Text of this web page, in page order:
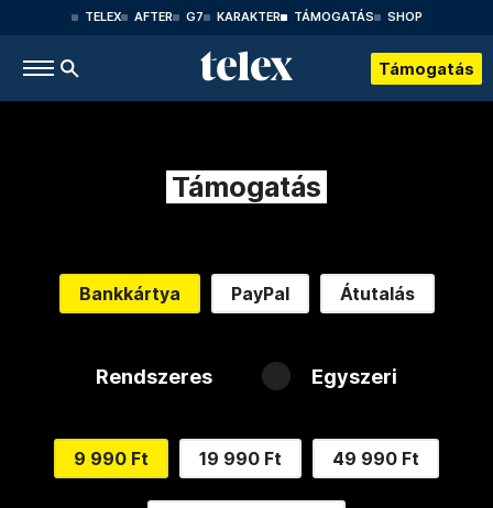
TELEX AFTER G7 KARAKTER TÁMOGATÁS SHOP
Támogatás
Támogatás
Bankkártya PayPal Átutalás
Rendszeres Egyszeri
9 990 Ft 19 990 Ft 49 990 Ft